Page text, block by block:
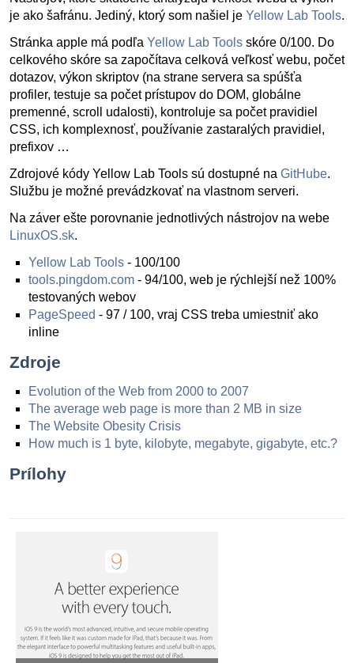
je ako šafránu. Jediný, ktorý som našiel je Yellow Lab Tools.
Stránka apple má podľa Yellow Lab Tools skóre 0/100. Do
celkového skóre sa započítava celková veľkosť webu, počet
dotazov, výkon skriptov (na strane servera sa spúšťa
profiler, testuje sa počet prístupov do DOM, globálne
premenné, scroll udalosti), kontroluje sa počet pravidiel
CSS, ich komplexnosť, používanie zastaralých pravidiel,
prefixov …
Zdrojové kódy Yellow Lab Tools sú dostupné na GitHube.
Službu je možné prevádzkovať na vlastnom serveri.
Na záver ešte porovnanie jednotlivých nástrojov na webe
LinuxOS.sk.
Yellow Lab Tools - 100/100
tools.pingdom.com - 94/100, web je rýchlejší než 100%
testovaných webov
PageSpeed - 97 / 100, vraj CSS treba umiestniť ako
inline
Zdroje
Evolution of the Web from 2000 to 2007
The average web page is more than 2 MB in size
The Website Obesity Crisis
How much is 1 byte, kilobyte, megabyte, gigabyte, etc.?
Prílohy